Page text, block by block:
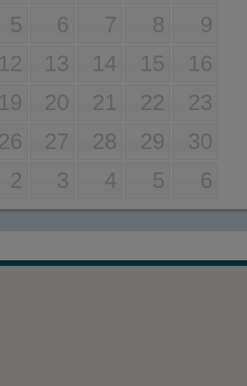
5 6 7 8
9
12 13 14 15
16
19 20 21 22
23
26 27 28 29
30
2 3 4 5 6